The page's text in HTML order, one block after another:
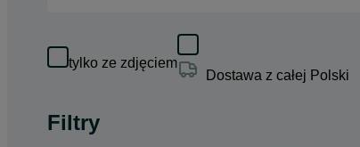
tylko ze zdjęciem
Dostawa z całej Polski
Filtry